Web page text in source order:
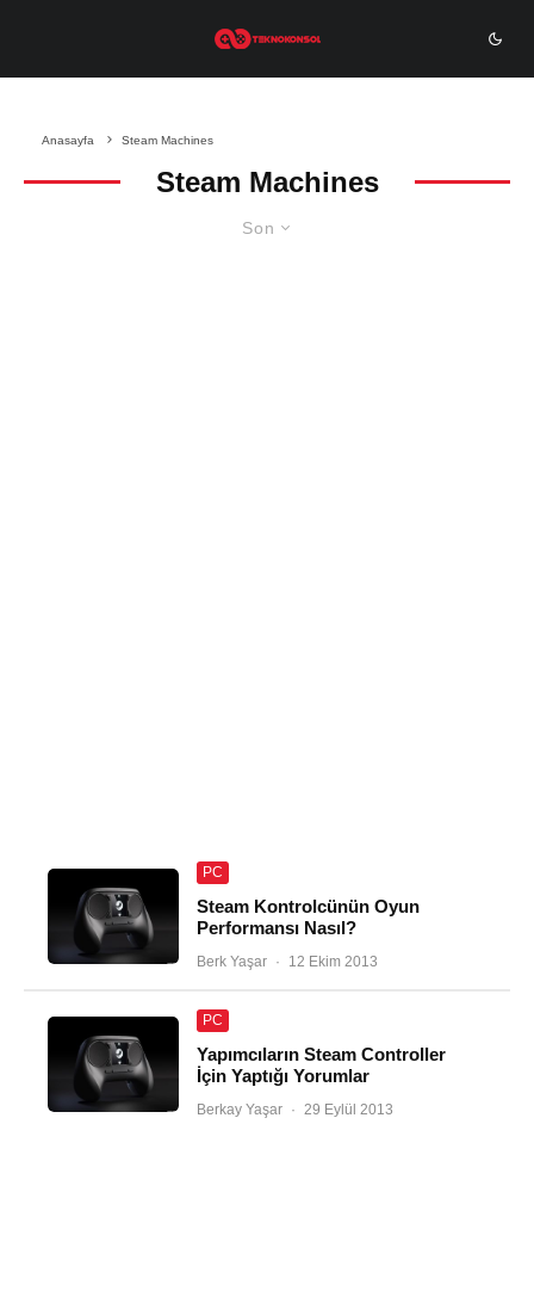
Anasayfa Steam Machines
Steam Machines
Son
PC
Steam Kontrolcünün Oyun
Performansı Nasıl?
Berk Yaşar · 12 Ekim 2013
PC
Yapımcıların Steam Controller
İçin Yaptığı Yorumlar
Berkay Yaşar · 29 Eylül 2013